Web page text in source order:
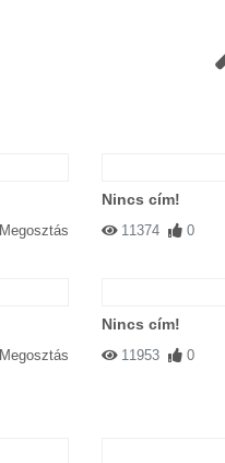
Megosztás
Nincs cím!
11374 0
Megosztás
Nincs cím!
11953 0